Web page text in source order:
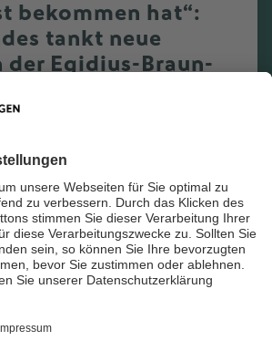
bekommen hat“:
tankt neue
der Egidius-Braun-